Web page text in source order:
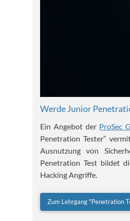
Werde Junior
Ein Angebot der ProSec
Penetration Tester“
Ausnutzung von
Penetration Test bildet
Hacking Angriffe.
Zum Lehrgang "Penetration